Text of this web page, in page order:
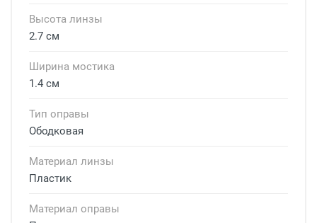
Высота линзы
2.7 см
Ширина мостика
1.4 см
Тип оправы
Ободковая
Материал линзы
Пластик
Материал оправы